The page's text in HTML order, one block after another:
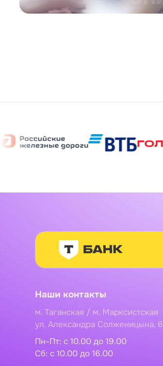
Наши контакты
м. Таганская / м. Марксистская
ул. Александра Солженицына, 6
Пн-Пт: с 10.00 до 19.00
Сб: c 10.00 до 16.00